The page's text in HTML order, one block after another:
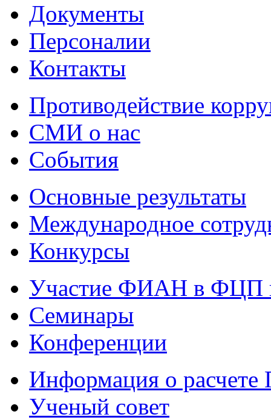
Документы
Персоналии
Контакты
Противодействие
СМИ о нас
События
Основные результаты
Международное
Конкурсы
Участие ФИАН в ФЦП
Семинары
Конференции
Информация о
Ученый совет